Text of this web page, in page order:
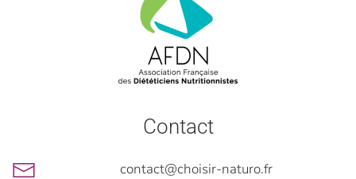
Contact
contact@choisir-naturo.fr